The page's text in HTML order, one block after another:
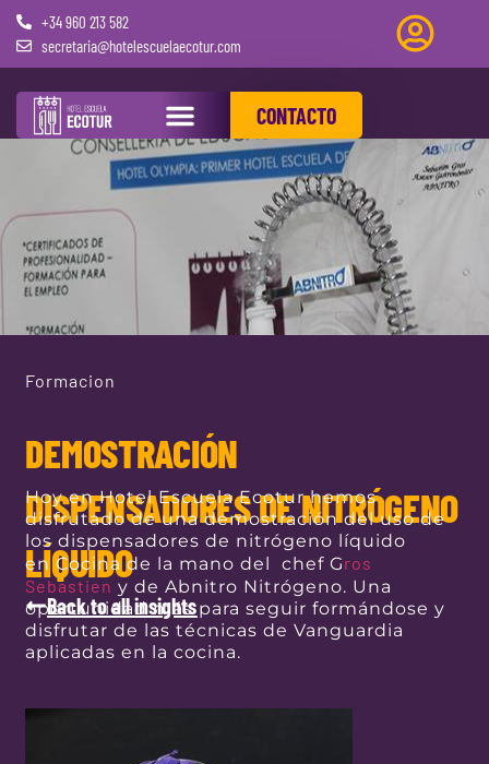
+34 960 213 582
secretaria@hotelescuelaecotur.com
CONTACTO
Formacion
DEMOSTRACIÓN
DISPENSADORES DE NITRÓGENO
LÍQUIDO
Back to all insights
Hoy en Hotel Escuela Ecotur hemos
disfrutado de una demostración del uso de
los dispensadores de nitrógeno líquido
enCocinade la mano delchefGros
Sebastien y de Abnitro Nitrógeno. Una
oportunidad más para seguir formándose y
disfrutar de las técnicas de Vanguardia
aplicadas en la cocina.